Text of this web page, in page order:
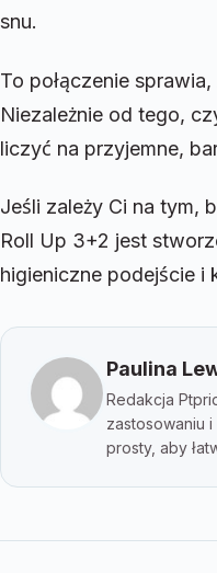
snu.
To połączenie
Niezależnie od tego,
liczyć na przyjemne,
Jeśli zależy Ci na tym,
Roll Up 3+2 jest
higieniczne podejście i
Paulina
Redakcja
zastosowaniu
prosty, aby